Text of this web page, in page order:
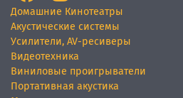
Домашние Кинотеатры
Акустические системы
Усилители, AV-ресиверы
Видеотехника
Виниловые проигрыватели
Портативная акустика